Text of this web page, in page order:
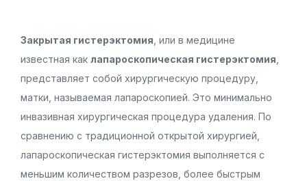
Закрытая гистерэктомия , или в медицине
известная как лапароскопическая гистерэктомия
представляет собой хирургическую процедуру,
матки, называемая лапароскопией. Это минимально
инвазивная хирургическая процедура удаления. По
сравнению с традиционной открытой хирургией,
лапароскопическая гистерэктомия выполняется с
меньшим количеством разрезов, более быстрым